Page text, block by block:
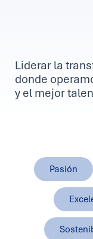
Liderar la
donde
y el mejor
Pasión